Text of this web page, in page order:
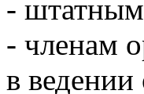
-
- членам
в ведении